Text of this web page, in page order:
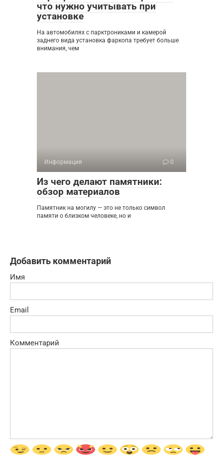
что нужно учитывать при
установке
На автомобилях с парктрониками и камерой
заднего вида установка фаркопа требует больше
внимания, чем
Информация 0
Из чего делают памятники:
обзор материалов
Памятник на могилу — это не только символ
памяти о близком человеке, но и
Добавить комментарий
Имя
Email
Комментарий